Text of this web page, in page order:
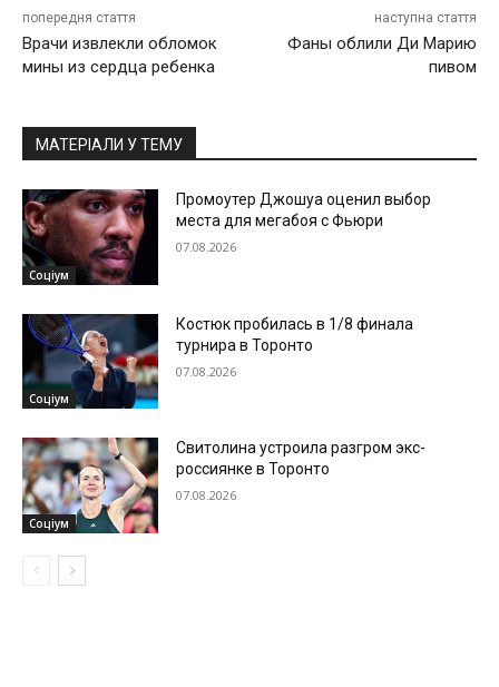
попередня стаття
Врачи извлекли обломок
мины из сердца ребенка
наступна стаття
Фаны облили Ди Марию
пивом
МАТЕРІАЛИ У ТЕМУ
Соціум
Промоутер Джошуа оценил выбор
места для мегабоя с Фьюри
07.08.2026
Соціум
Костюк пробилась в 1/8 финала
турнира в Торонто
07.08.2026
Соціум
Свитолина устроила разгром экс-
россиянке в Торонто
07.08.2026